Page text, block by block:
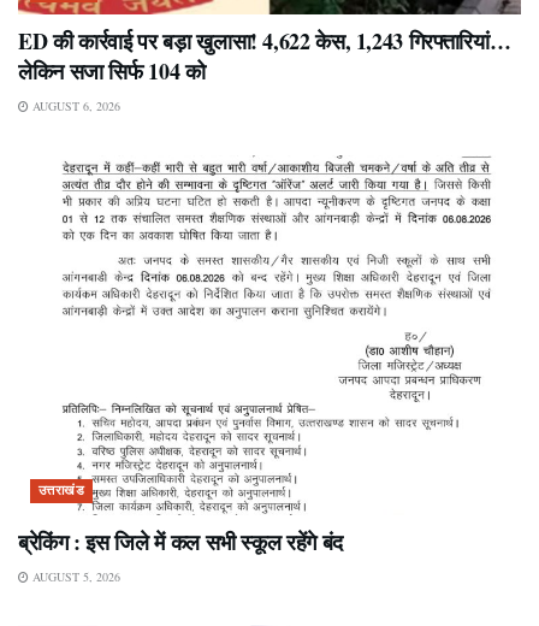
ED की कार्रवाई पर बड़ा खुलासा! 4,622 केस, 1,243 गिरफ्तारियां…
लेकिन सजा सिर्फ 104 को
AUGUST 6, 2026
उत्तराखंड
ब्रेकिंग : इस जिले में कल सभी स्कूल रहेंगे बंद
AUGUST 5, 2026